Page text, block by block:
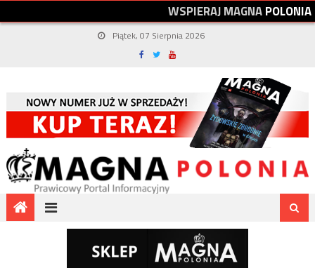
WSPIERAJMAGNAPOLONIA
Piątek, 07 Sierpnia 2026